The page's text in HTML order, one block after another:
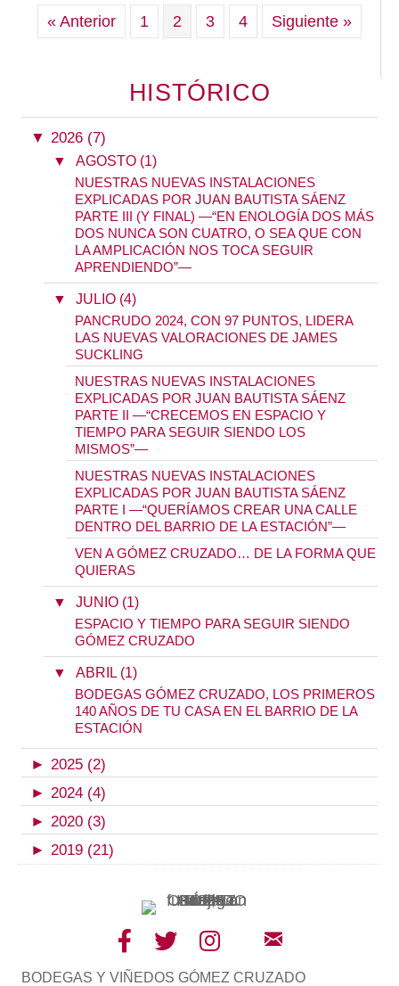
« Anterior 1 2 3 4 Siguiente »
HISTÓRICO
▼ 2026 (7)
▼ AGOSTO (1)
NUESTRAS NUEVAS INSTALACIONES
EXPLICADAS POR JUAN BAUTISTA SÁENZ
PARTE III (Y FINAL) —“EN ENOLOGÍA DOS MÁS
DOS NUNCA SON CUATRO, O SEA QUE CON
LA AMPLICACIÓN NOS TOCA SEGUIR
APRENDIENDO”—
▼ JULIO (4)
PANCRUDO 2024, CON 97 PUNTOS, LIDERA
LAS NUEVAS VALORACIONES DE JAMES
SUCKLING
NUESTRAS NUEVAS INSTALACIONES
EXPLICADAS POR JUAN BAUTISTA SÁENZ
PARTE II —“CRECEMOS EN ESPACIO Y
TIEMPO PARA SEGUIR SIENDO LOS
MISMOS”—
NUESTRAS NUEVAS INSTALACIONES
EXPLICADAS POR JUAN BAUTISTA SÁENZ
PARTE I —“QUERÍAMOS CREAR UNA CALLE
DENTRO DEL BARRIO DE LA ESTACIÓN”—
VEN A GÓMEZ CRUZADO… DE LA FORMA QUE
QUIERAS
▼ JUNIO (1)
ESPACIO Y TIEMPO PARA SEGUIR SIENDO
GÓMEZ CRUZADO
▼ ABRIL (1)
BODEGAS GÓMEZ CRUZADO, LOS PRIMEROS
140 AÑOS DE TU CASA EN EL BARRIO DE LA
ESTACIÓN
► 2025 (2)
► 2024 (4)
► 2020 (3)
► 2019 (21)
BODEGAS Y VIÑEDOS GÓMEZ CRUZADO